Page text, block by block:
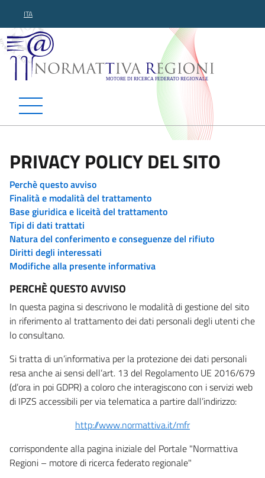
ITA
Normattiva Regioni -
PRIVACY POLICY DEL SITO
Perchè questo avviso
Finalità e modalità del trattamento
Base giuridica e liceità del trattamento
Tipi di dati trattati
Natura del conferimento e conseguenze del rifiuto
Diritti degli interessati
Modifiche alla presente informativa
PERCHÈ QUESTO AVVISO
In questa pagina si descrivono le modalità di gestione del sito
in riferimento al trattamento dei dati personali degli utenti che
lo consultano.
Si tratta di un’informativa per la protezione dei dati personali
resa anche ai sensi dell’art. 13 del Regolamento UE 2016/679
(d’ora in poi GDPR) a coloro che interagiscono con i servizi web
di IPZS accessibili per via telematica a partire dall’indirizzo:
http://www.normattiva.it/mfr
corrispondente alla pagina iniziale del Portale "Normattiva
Regioni – motore di ricerca federato regionale"